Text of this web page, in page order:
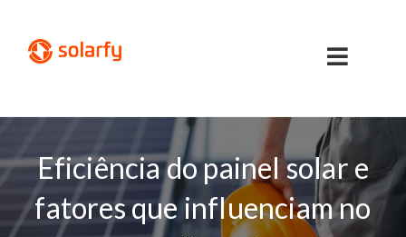
Eficiência do painel solar e
fatores que influenciam no